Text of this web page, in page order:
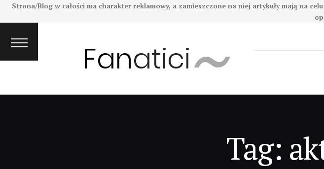
Strona/Blog w całości ma charakter reklamowy, a zamieszczone na niej artykuły mają na
Tag: